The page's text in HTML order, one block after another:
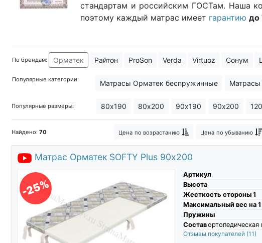
стандартам и российским ГОСТам. Наша
поэтому каждый матрас имеет гарантию до
По брендам: Орматек Райтон ProSon Verda Virtuoz Сонум
Популярные категории: Матрасы Орматек беспружинные Матрасы
Популярные размеры: 80х190 80х200 90х190 90х200
Найдено: 70 Цена по возрастанию Цена по убыванию
Матрас Орматек SOFTY Plus 90х200
-25%
Артикул
Высота
Жесткость стороны 1
Максимальный вес на
Пружины
Составортопедическая
Отзывы покупателей (11)